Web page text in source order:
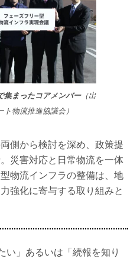
まったコアメンバー（出
物流推進協議会）
側から検討を深め、政策提
災害対応と日常物流を一体
物流インフラの整備は、地
強化に寄与する取り組みと
い」あるいは「続報を知り